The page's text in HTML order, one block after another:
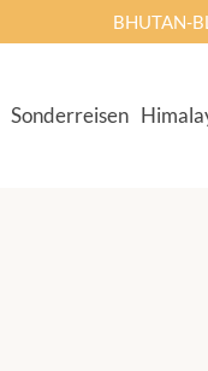
BHUTAN-
Sonderreisen